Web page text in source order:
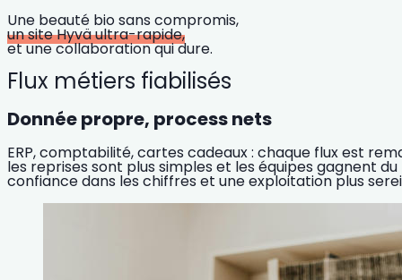
Une beauté bio sans compromis,
un site Hyvä ultra-rapide,
et une collaboration qui dure.
Flux métiers fiabilisés
Donnée propre, process nets
ERP, comptabilité, cartes cadeaux : chaque flux est
les reprises sont plus simples et les équipes gagnent
confiance dans les chiffres et une exploitation plus